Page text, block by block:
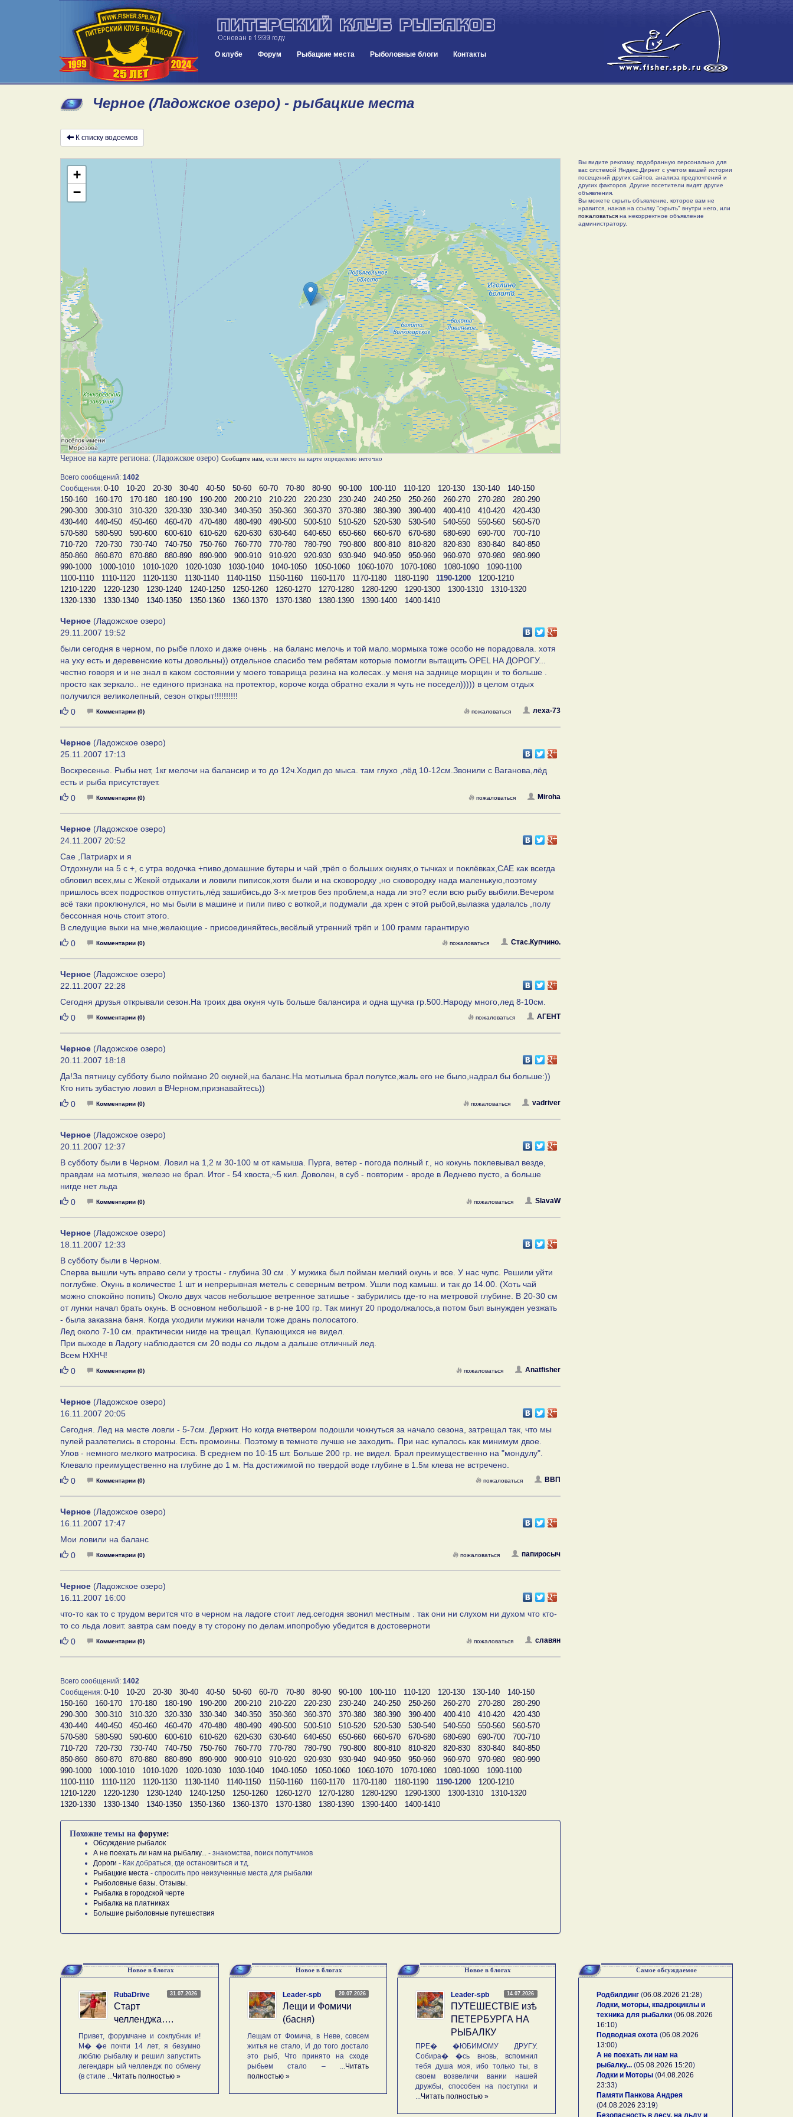
О клубе Форум Рыбацкие места Рыболовные блоги Контакты
Черное (Ладожское озеро) - рыбацкие места
К списку водоемов
+
−
Черное на карте региона: (Ладожское озеро) Сообщите нам , если место на карте определено неточно
Всего сообщений: 1402
Сообщения: 0-10 10-20 20-30 30-40 40-50 50-60 60-70 70-80 80-90 90-100 100-110 110-120 120-130 130-140
140-150
150-160
160-170 170-180 180-190 190-200 200-210 210-220 220-230 230-240 240-250 250-260 260-270 270-280
280-290
290-300
300-310 310-320 320-330 330-340 340-350 350-360 360-370 370-380 380-390 390-400 400-410 410-420
420-430
430-440
440-450 450-460 460-470 470-480 480-490 490-500 500-510 510-520 520-530 530-540 540-550 550-560
560-570
570-580
580-590 590-600 600-610 610-620 620-630 630-640 640-650 650-660 660-670 670-680 680-690 690-700
700-710
710-720
720-730 730-740 740-750 750-760 760-770 770-780 780-790 790-800 800-810 810-820 820-830 830-840
840-850
850-860
860-870 870-880 880-890 890-900 900-910 910-920 920-930 930-940 940-950 950-960 960-970 970-980
980-990
990-1000
1000-1010 1010-1020 1020-1030 1030-1040 1040-1050 1050-1060 1060-1070 1070-1080 1080-1090
1090-1100
1100-1110
1110-1120 1120-1130 1130-1140 1140-1150 1150-1160 1160-1170 1170-1180 1180-1190 1190-1200
1200-1210
1210-1220
1220-1230 1230-1240 1240-1250 1250-1260 1260-1270 1270-1280 1280-1290 1290-1300 1300-1310
1310-1320
1320-1330
1330-1340 1340-1350 1350-1360 1360-1370 1370-1380 1380-1390 1390-1400 1400-1410
Черное (Ладожское озеро)
29.11.2007 19:52
были сегодня в черном, по рыбе плохо и даже очень . на баланс мелочь и той мало.мормыха тоже особо не порадовала. хотя
на уху есть и деревенские коты довольны)) отдельное спасибо тем ребятам которые помогли вытащить OPEL НА ДОРОГУ...
честно говоря и и не знал в каком состоянии у моего товарища резина на колесах..у меня на заднице морщин и то больше .
просто как зеркало.. не единого признака на протектор, короче когда обратно ехали я чуть не поседел))))) в целом отдых
получился великолепный, сезон открыт!!!!!!!!!!
Нравится
0 Комментарии (0) леха-73
пожаловаться
Черное (Ладожское озеро)
25.11.2007 17:13
Воскресенье. Рыбы нет, 1кг мелочи на балансир и то до 12ч.Ходил до мыса. там глухо ,лёд 10-12см.Звонили с Ваганова,лёд
есть и рыба присутствует.
Нравится
0 Комментарии (0) Miroha
пожаловаться
Черное (Ладожское озеро)
24.11.2007 20:52
Сае ,Патриарх и я
Отдохнули на 5 с +, с утра водочка +пиво,домашние бутеры и чай ,трёп о больших окунях,о тычках и поклёвках,САЕ как всегда
обловил всех,мы с Жекой отдыхали и ловили пиписок,хотя были и на сковородку ,но сковородку нада маленькую,поэтому
пришлось всех подростков отпустить,лёд зашибись,до 3-х метров без проблем,а нада ли это? если всю рыбу выбили.Вечером
всё таки проклюнулся, но мы были в машине и пили пиво с воткой,и подумали ,да хрен с этой рыбой,вылазка удалалсь ,полу
бессонная ночь стоит этого.
В следущие выхи на мне,желающие - присоединяйтесь,весёлый утренний трёп и 100 грамм гарантирую
Нравится
0 Комментарии (0) Стас.Купчино.
пожаловаться
Черное (Ладожское озеро)
22.11.2007 22:28
Сегодня друзья открывали сезон.На троих два окуня чуть больше балансира и одна щучка гр.500.Народу много,лед 8-10см.
Нравится
0 Комментарии (0) АГЕНТ
пожаловаться
Черное (Ладожское озеро)
20.11.2007 18:18
Да!За пятницу субботу было поймано 20 окуней,на баланс.На мотылька брал полутсе,жаль его не было,надрал бы больше:))
Кто нить зубастую ловил в ВЧерном,признавайтесь))
Нравится
0 Комментарии (0) vadriver
пожаловаться
Черное (Ладожское озеро)
20.11.2007 12:37
В субботу были в Черном. Ловил на 1,2 м 30-100 м от камыша. Пурга, ветер - погода полный г., но кокунь поклевывал везде,
правдам на мотыля, железо не брал. Итог - 54 хвоста,~5 кил. Доволен, в суб - повторим - вроде в Леднево пусто, а больше
нигде нет льда
Нравится
0 Комментарии (0) SlavaW
пожаловаться
Черное (Ладожское озеро)
18.11.2007 12:33
В субботу были в Черном.
Сперва вышли чуть вправо сели у тросты - глубина 30 см . У мужика был пойман мелкий окунь и все. У нас чупс. Решили уйти
поглубже. Окунь в количестве 1 шт и непрерывная метель с северным ветром. Ушли под камыш. и так до 14.00. (Хоть чай
можно спокойно попить) Около двух часов небольшое ветренное затишье - забурились где-то на метровой глубине. В 20-30 см
от лунки начал брать окунь. В основном небольшой - в р-не 100 гр. Так минут 20 продолжалось,а потом был вынужден уезжать
- была заказана баня. Когда уходили мужики начали тоже дрань полосатого.
Лед около 7-10 см. практически нигде на трещал. Купающихся не видел.
При выходе в Ладогу наблюдается см 20 воды со льдом а дальше отличный лед.
Всем НХНЧ!
Нравится
0 Комментарии (0) Anatfisher
пожаловаться
Черное (Ладожское озеро)
16.11.2007 20:05
Сегодня. Лед на месте ловли - 5-7см. Держит. Но когда вчетвером подошли чокнуться за начало сезона, затрещал так, что мы
пулей разлетелись в стороны. Есть промоины. Поэтому в темноте лучше не заходить. При нас купалось как минимум двое.
Улов - немного мелкого матросика. В среднем по 10-15 шт. Больше 200 гр. не видел. Брал преимущественно на "мондулу".
Клевало преимущественно на глубине до 1 м. На достижимой по твердой воде глубине в 1.5м клева не встречено.
Нравится
0 Комментарии (0) ВВП
пожаловаться
Черное (Ладожское озеро)
16.11.2007 17:47
Мои ловили на баланс
Нравится
0 Комментарии (0) папиросыч
пожаловаться
Черное (Ладожское озеро)
16.11.2007 16:00
что-то как то с трудом верится что в черном на ладоге стоит лед.сегодня звонил местным . так они ни слухом ни духом что кто-
то со льда ловит. завтра сам поеду в ту сторону по делам.ипопробую убедится в достоверноти
Нравится
0 Комментарии (0) славян
пожаловаться
Всего сообщений: 1402
Сообщения: 0-10 10-20 20-30 30-40 40-50 50-60 60-70 70-80 80-90 90-100 100-110 110-120 120-130 130-140
140-150
150-160
160-170 170-180 180-190 190-200 200-210 210-220 220-230 230-240 240-250 250-260 260-270 270-280
280-290
290-300
300-310 310-320 320-330 330-340 340-350 350-360 360-370 370-380 380-390 390-400 400-410 410-420
420-430
430-440
440-450 450-460 460-470 470-480 480-490 490-500 500-510 510-520 520-530 530-540 540-550 550-560
560-570
570-580
580-590 590-600 600-610 610-620 620-630 630-640 640-650 650-660 660-670 670-680 680-690 690-700
700-710
710-720
720-730 730-740 740-750 750-760 760-770 770-780 780-790 790-800 800-810 810-820 820-830 830-840
840-850
850-860
860-870 870-880 880-890 890-900 900-910 910-920 920-930 930-940 940-950 950-960 960-970 970-980
980-990
990-1000
1000-1010 1010-1020 1020-1030 1030-1040 1040-1050 1050-1060 1060-1070 1070-1080 1080-1090
1090-1100
1100-1110
1110-1120 1120-1130 1130-1140 1140-1150 1150-1160 1160-1170 1170-1180 1180-1190 1190-1200
1200-1210
1210-1220
1220-1230 1230-1240 1240-1250 1250-1260 1260-1270 1270-1280 1280-1290 1290-1300 1300-1310
1310-1320
1320-1330
1330-1340 1340-1350 1350-1360 1360-1370 1370-1380 1380-1390 1390-1400 1400-1410
Похожие темы на форуме:
Обсуждение рыбалок
А не поехать ли нам на рыбалку... - знакомства, поиск попутчиков
Дороги - Как добраться, где остановиться и тд.
Рыбацкие места - спросить про неизученные места для рыбалки
Рыболовные базы. Отзывы.
Рыбалка в городской черте
Рыбалка на платниках
Большие рыболовные путешествия
Вы видите рекламу, подобранную персонально для
вас системой Яндекс.Директ с учетом вашей истории
посещений других сайтов, анализа предпочтений и
других факторов. Другие посетители видят другие
объявления.
Вы можете скрыть объявление, которое вам не
нравится, нажав на ссылку "скрыть" внутри него, или
пожаловатьсяна некорректное объявление
администратору.
Новое в блогах
31.07.2026
RubaDrive
Старт
челленджа….
Привет, форумчане и соклубник и!
М� �е почти 14 лет, я безумно
люблю рыбалку и решил запустить
легендарн ый челлендж по обмену
(в стиле ...Читать полностью »
Новое в блогах
20.07.2026
Leader-spb
Лещи и Фомичи
(басня)
Лещам от Фомича, в Неве, совсем
житья не стало, И до того достало
это рыб, Что принято на сходе
рыбьем стало – ...Читать
полностью »
Новое в блогах
14.07.2026
Leader-spb
ПУТЕШЕСТВIE изѣ
ПЕТЕРБУРГА НА
РЫБАЛКУ
ПРЕ� �ЮБИМОМУ ДРУГУ.
Собира� �сь вновь, вспомнил
тебя душа моя, ибо только ты, в
своем возвеличи вании нашей
дружбы, способен на поступки и
...Читать полностью »
Самое обсуждаемое
Родбилдинг(06.08.2026 21:28)
Лодки, моторы, квадроциклы и
техника для рыбалки(06.08.2026
16:10)
Подводная охота(06.08.2026
13:00)
А не поехать ли нам на
рыбалку...(05.08.2026 15:20)
Лодки и Моторы(04.08.2026
23:33)
Памяти Панкова Андрея
(04.08.2026 23:19)
Безопасность в лесу, на льду и